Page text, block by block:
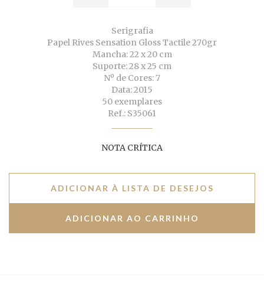
Serigrafia
Papel Rives Sensation Gloss Tactile 270gr
Mancha: 22 x 20 cm
Suporte: 28 x 25 cm
Nº de Cores: 7
Data: 2015
50 exemplares
Ref.: S35061
NOTA CRÍTICA
ADICIONAR À LISTA DE DESEJOS